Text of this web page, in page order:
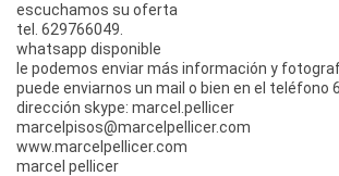
escuchamos su oferta
tel. 629766049.
whatsapp disponible
le podemos enviar más información y
puede enviarnos un mail o bien en el teléfono
dirección skype: marcel.pellicer
marcelpisos@marcelpellicer.com
www.marcelpellicer.com
marcel pellicer